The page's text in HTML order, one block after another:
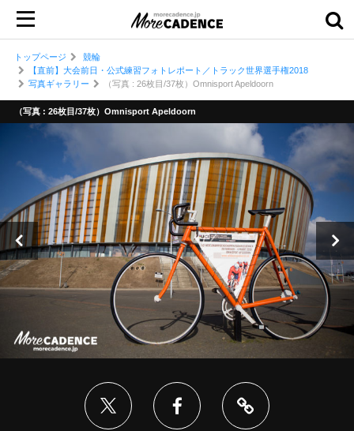
トップページ
競輪
【直前】大会前日・公式練習フォトレポート／トラック世界選手権2018
写真ギャラリー
（写真 : 26枚目/37枚）Omnisport Apeldoorn
（写真 : 26枚目/37枚）Omnisport Apeldoorn